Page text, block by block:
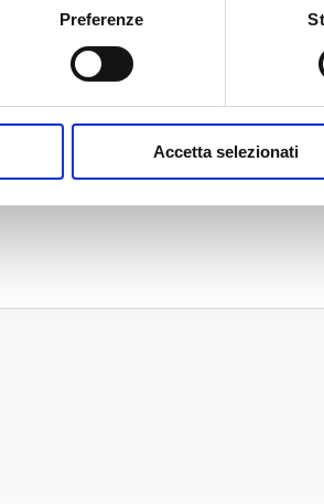
Preferenze
Accetta selezionati